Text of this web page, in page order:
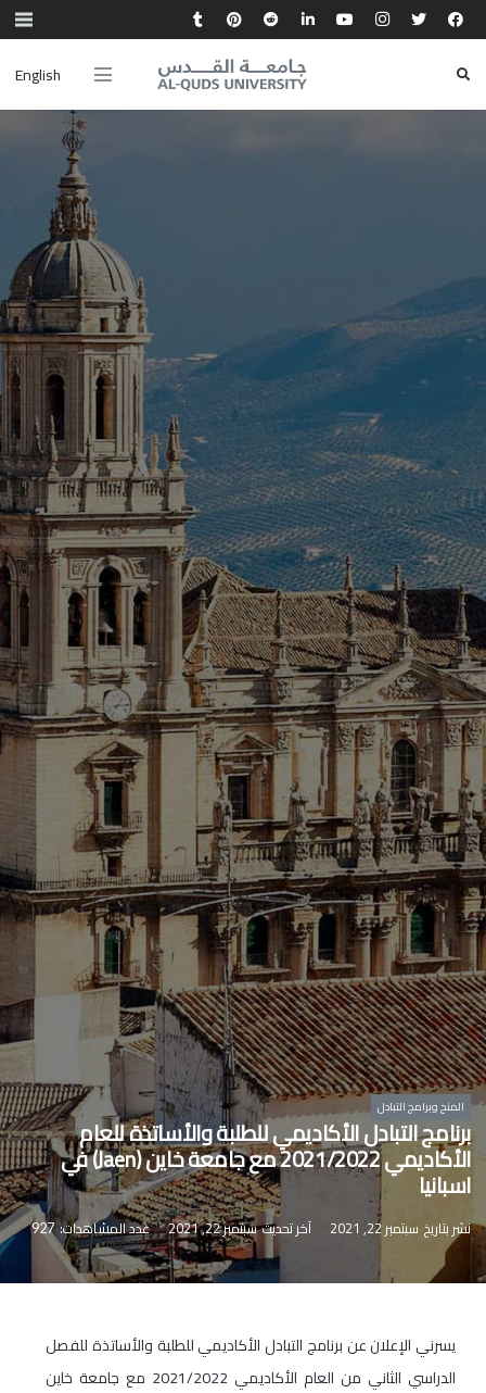
English
المنح وبرامج التبادل
برنامج التبادل الأكاديمي للطلبة والأساتذة للعام
الأكاديمي 2021/2022 مع جامعة خاين (Jaen) في
اسبانيا
نشر بتاريخ سبتمبر 22, 2021 آخر تحديث سبتمبر 22, 2021 عدد المشاهدات: 927
يسرني الإعلان عن برنامج التبادل الأكاديمي للطلبة والأساتذة للفصل
الدراسي الثاني من العام الأكاديمي 2021/2022 مع جامعة خاين